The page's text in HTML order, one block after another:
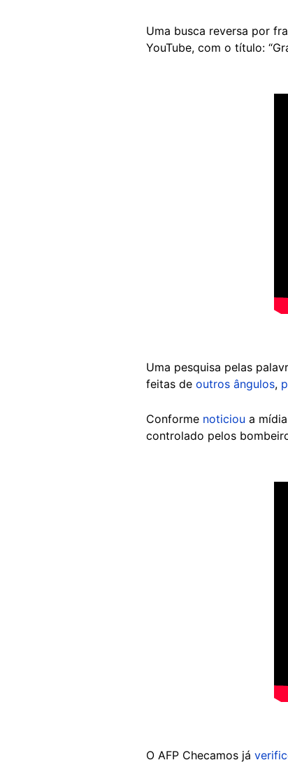
Uma busca reversa por
YouTube, com o título:
Uma pesquisa pelas
feitas de outros ângulos,
Conforme noticiou a
controlado pelos
O AFP Checamos já